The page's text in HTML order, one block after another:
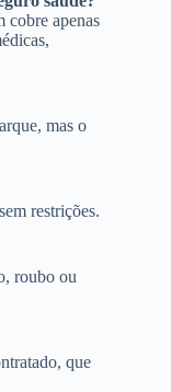
cobre apenas
mas o
restrições.
roubo ou
que